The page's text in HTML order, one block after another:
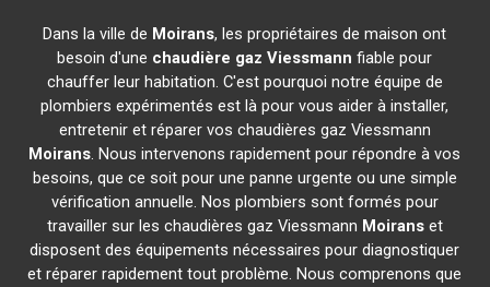
Dans la ville de Moirans, les propriétaires de maison ont
besoin d'une chaudière gaz Viessmann fiable pour
chauffer leur habitation. C'est pourquoi notre équipe de
plombiers expérimentés est là pour vous aider à installer,
entretenir et réparer vos chaudières gaz Viessmann
Moirans. Nous intervenons rapidement pour répondre à vos
besoins, que ce soit pour une panne urgente ou une simple
vérification annuelle. Nos plombiers sont formés pour
travailler sur les chaudières gaz Viessmann Moiranset
disposent des équipements nécessaires pour diagnostiquer
et réparer rapidement tout problème. Nous comprenons que